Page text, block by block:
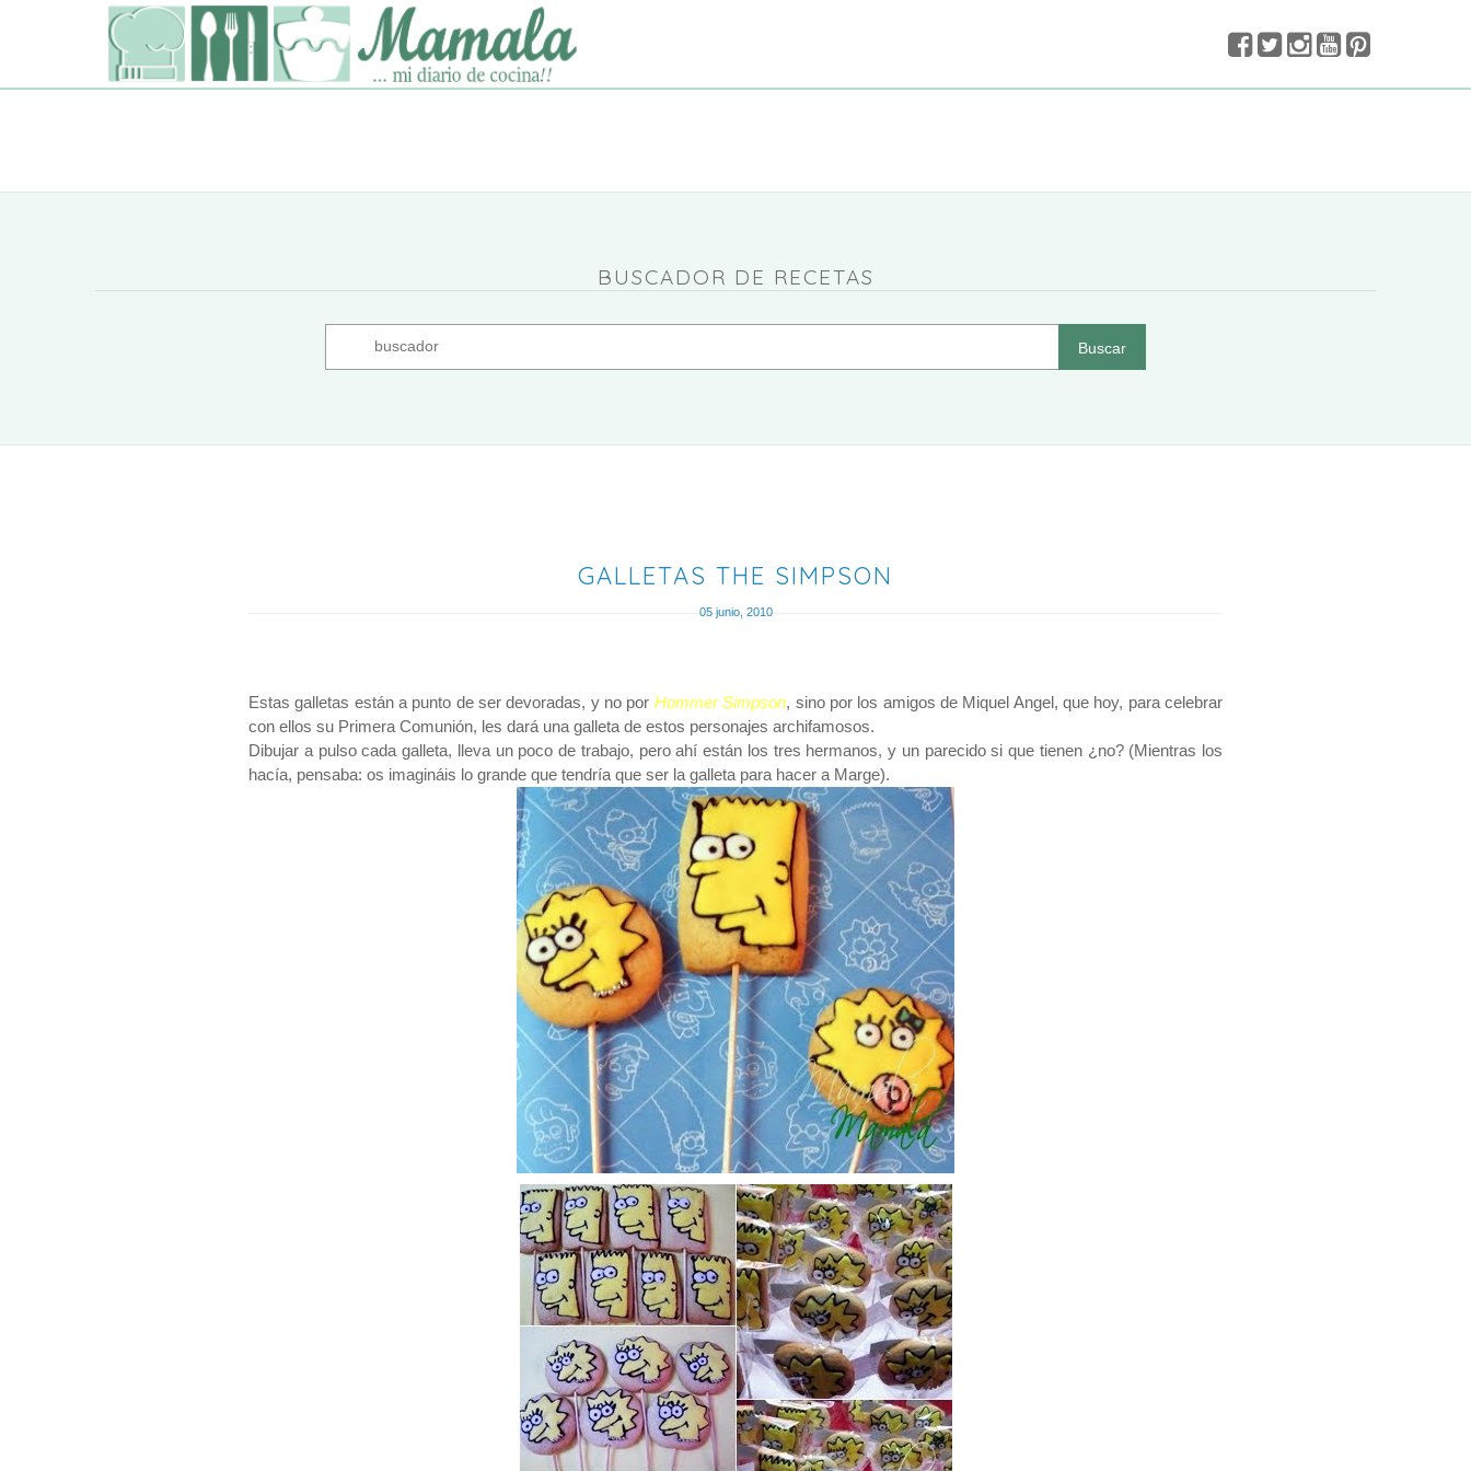
BUSCADOR DE RECETAS
Buscar
05 junio, 2010
GALLETAS THE SIMPSON
Estas galletas están a punto de ser devoradas, y no por Hommer Simpson, sino por los amigos de Miquel Angel, que hoy, para celebrar
con ellos su Primera Comunión, les dará una galleta de estos personajes archifamosos.
Dibujar a pulso cada galleta, lleva un poco de trabajo, pero ahí están los tres hermanos, y un parecido si que tienen ¿no? (Mientras los
hacía, pensaba: os imagináis lo grande que tendría que ser la galleta para hacer a Marge).